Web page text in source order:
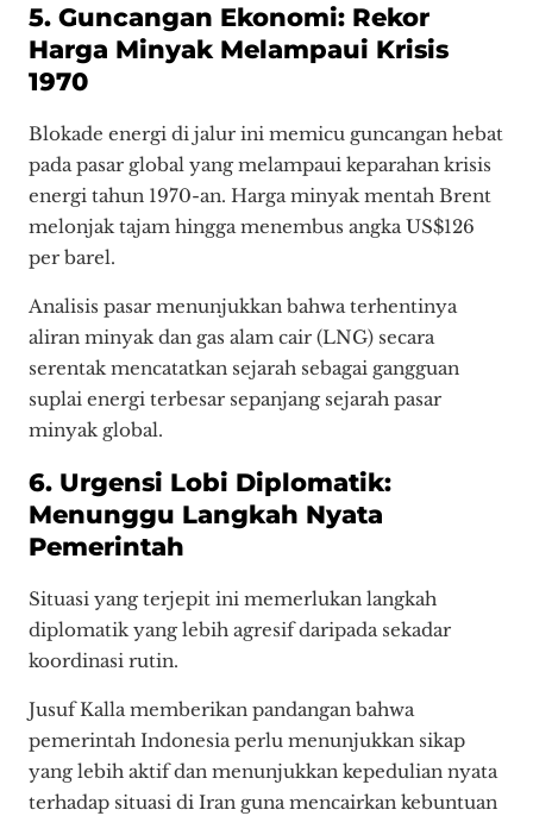
5. Guncangan Ekonomi: Rekor
Harga Minyak Melampaui Krisis
1970
Blokade energi di jalur ini memicu guncangan hebat
pada pasar global yang melampaui keparahan krisis
energi tahun 1970-an. Harga minyak mentah Brent
melonjak tajam hingga menembus angka US$126
per barel.
Analisis pasar menunjukkan bahwa terhentinya
aliran minyak dan gas alam cair (LNG) secara
serentak mencatatkan sejarah sebagai gangguan
suplai energi terbesar sepanjang sejarah pasar
minyak global.
6. Urgensi Lobi Diplomatik:
Menunggu Langkah Nyata
Pemerintah
Situasi yang terjepit ini memerlukan langkah
diplomatik yang lebih agresif daripada sekadar
koordinasi rutin.
Jusuf Kalla memberikan pandangan bahwa
pemerintah Indonesia perlu menunjukkan sikap
yang lebih aktif dan menunjukkan kepedulian nyata
terhadap situasi di Iran guna mencairkan kebuntuan